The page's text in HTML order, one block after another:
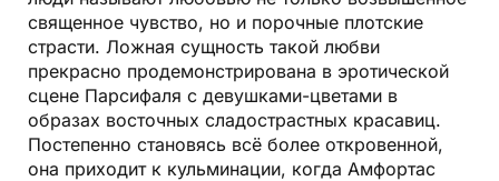
священное чувство, но и порочные плотские
страсти. Ложная сущность такой любви
прекрасно продемонстрирована в эротической
сцене Парсифаля с девушками-цветами в
образах восточных сладострастных красавиц.
Постепенно становясь всё более откровенной,
она приходит к кульминации, когда Амфортас